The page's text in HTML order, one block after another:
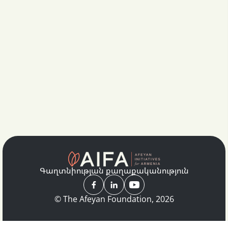
Գաղտնիության քաղաքականություն
© The Afeyan Foundation, 2026